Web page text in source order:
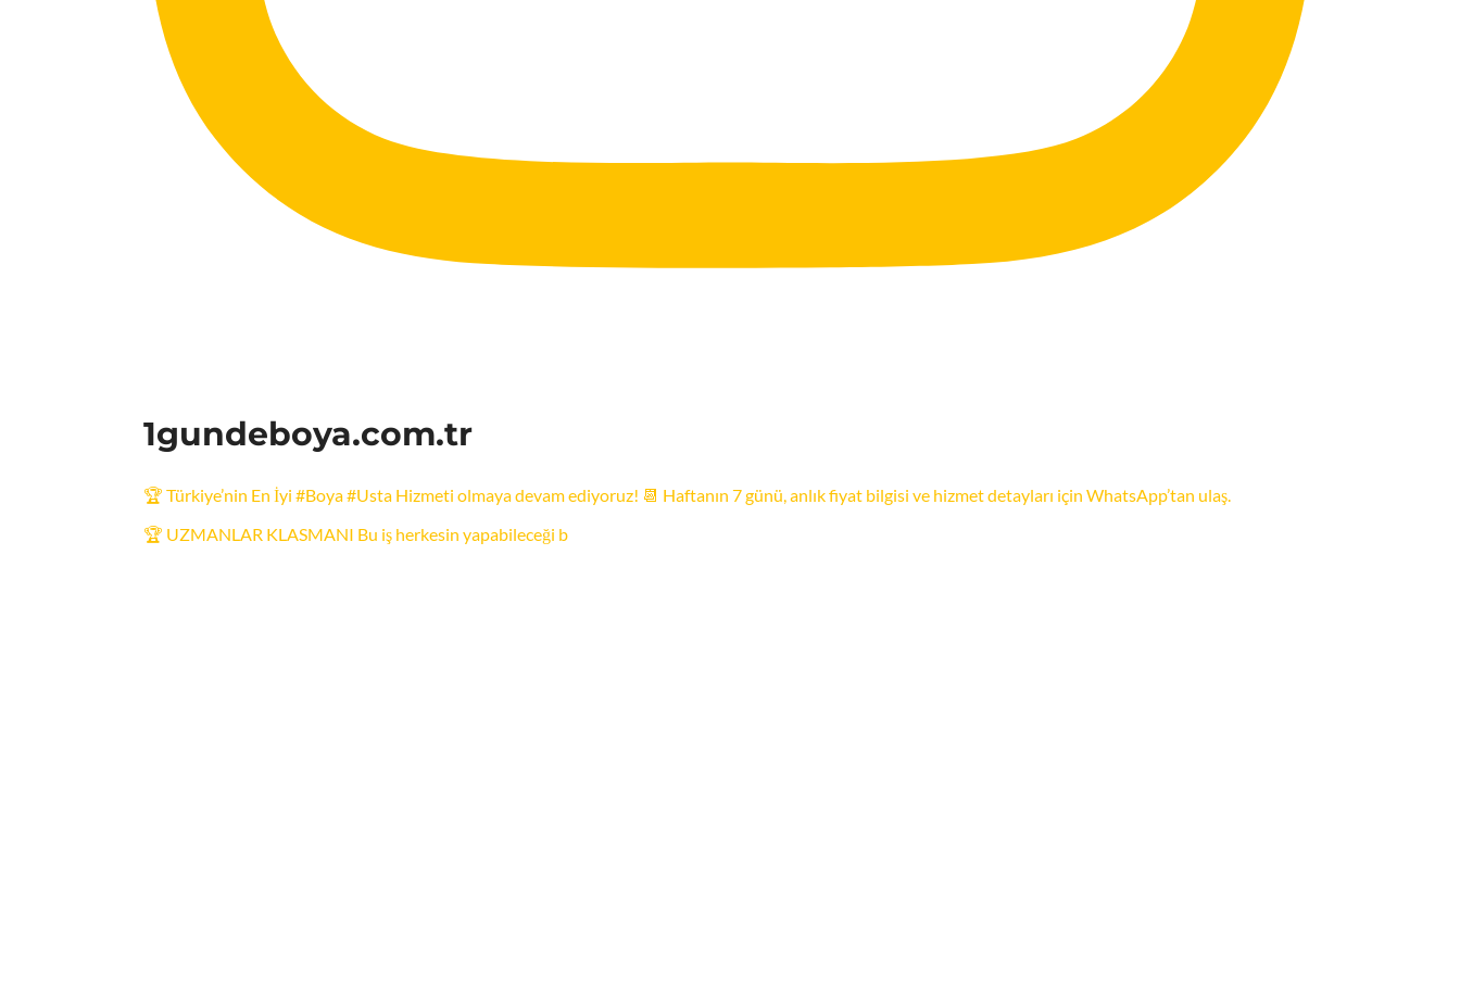
1gundeboya.com.tr
🏆 Türkiye’nin En İyi #Boya #Usta Hizmeti olmaya devam ediyoruz! 📆 Haftanın 7 günü, anlık fiyat bilgisi ve hizmet detayları için WhatsApp’tan ulaş.
🏆 UZMANLAR KLASMANI Bu iş herkesin yapabileceği b